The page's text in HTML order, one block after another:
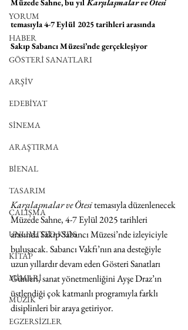
YORUM
HABER
GÖSTERİ SANATLARI
ARŞİV
EDEBİYAT
SİNEMA
ARAŞTIRMA
BİENAL
TASARIM
ÇALIŞMA
UNLIMITED KIDS
KİTAP
MİMARİ
MÜZİK
EGZERSİZLER
Müzede Sahne, bu yıl Karşılaşmalar ve Ötesi
temasıyla 4-7 Eylül 2025 tarihleri arasında
Sakıp Sabancı Müzesi’nde gerçekleşiyor
Karşılaşmalar ve Ötesi temasıyla düzenlenecek
Müzede Sahne, 4-7 Eylül 2025 tarihleri
arasında Sakıp Sabancı Müzesi’nde izleyiciyle
buluşacak. Sabancı Vakfı’nın ana desteğiyle
uzun yıllardır devam eden Gösteri Sanatları
Günleri, sanat yönetmenliğini Ayşe Draz’ın
üstlendiği çok katmanlı programıyla farklı
disiplinleri bir araya getiriyor.